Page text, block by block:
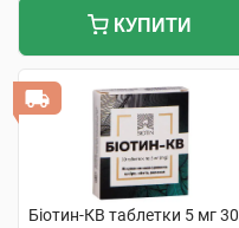
КУПИТИ
Біотин-КВ таблетки 5 мг 30